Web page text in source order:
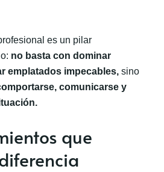
es un pilar
no basta con dominar
emplatados impecables, sino
comunicarse y
que